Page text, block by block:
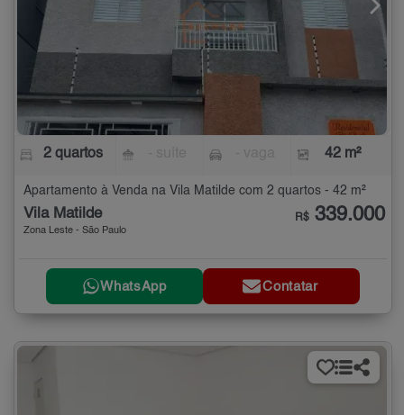
2 quartos 42 m²
Apartamento à Venda na Vila Matilde com 2 quartos - 42 m²
Vila Matilde
Zona Leste - São Paulo
R$ 339.000
WhatsApp Contatar